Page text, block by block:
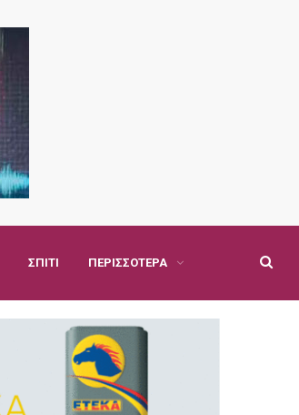
ΣΠΊΤΙ ΠΕΡΙΣΣΌΤΕΡΑ